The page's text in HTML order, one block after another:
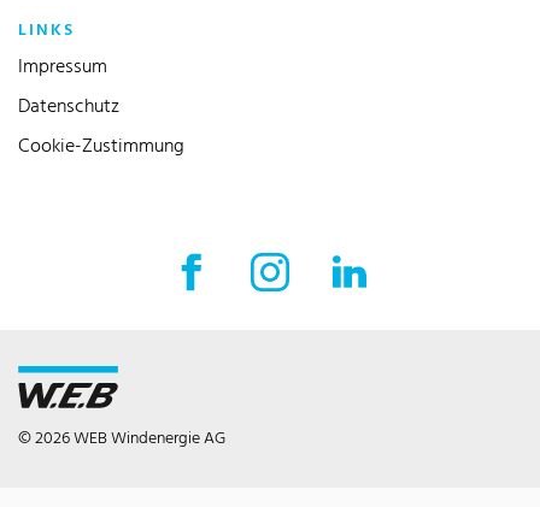
LINKS
Impressum
Datenschutz
Cookie-Zustimmung
Facebook Externer Link
Instagram Externer Link
© 2026 WEB Windenergie AG